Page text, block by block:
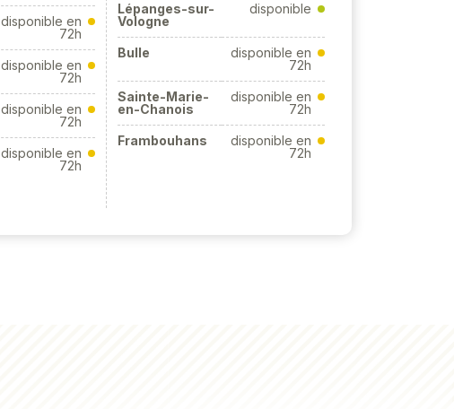
disponible en
72h
disponible en
72h
disponible en
72h
disponible en
72h
Lépanges-sur-
Vologne
disponible
Bulle
disponible en
72h
Sainte-Marie-
en-Chanois
disponible en
72h
Frambouhans
disponible en
72h